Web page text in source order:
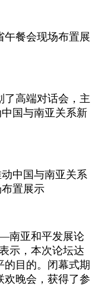
午餐会现场布置展
了高端对话会，主
国与南亚关系新
中国与南亚关系
置展示
南亚和平发展论
示，本次论坛达
的目的。闭幕式期
欢晚会，获得了参